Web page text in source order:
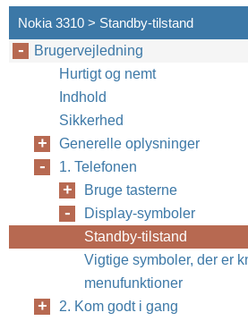
Nokia 3310 > Standby-tilstand
Brugervejledning
Hurtigt og nemt
Indhold
Sikkerhed
Generelle oplysninger
1. Telefonen
Bruge tasterne
Display-symboler
Standby-tilstand
Vigtige symboler, der er
menufunktioner
2. Kom godt i gang